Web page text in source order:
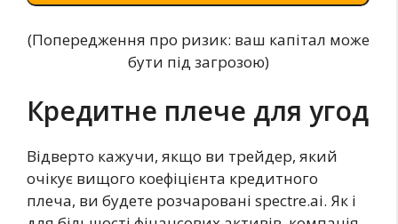
(Попередження про ризик: ваш капітал може
бути під загрозою)
Кредитне плече для угод
Відверто кажучи, якщо ви трейдер, який
очікує вищого коефіцієнта кредитного
плеча, ви будете розчаровані spectre.ai. Як і